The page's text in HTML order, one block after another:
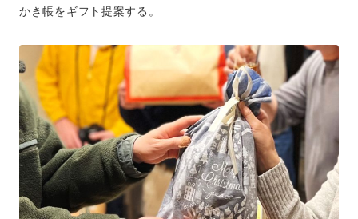
かき帳をギフト提案する。